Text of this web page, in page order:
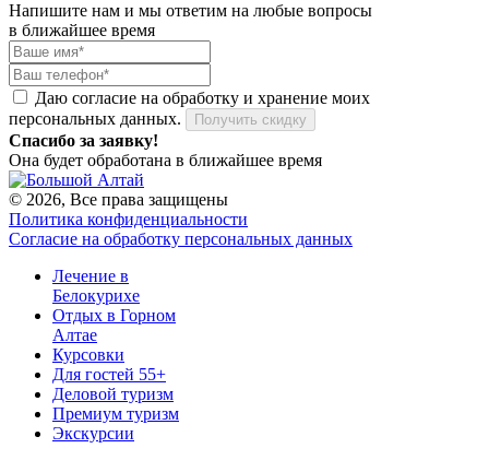
Напишите нам и мы ответим на любые вопросы
в ближайшее время
Даю согласие на обработку и хранение моих
персональных данных.
Получить скидку
Спасибо за заявку!
Она будет обработана в ближайшее время
© 2026, Все права защищены
Политика конфиденциальности
Согласие на обработку персональных данных
Лечение в
Белокурихе
Отдых в Горном
Алтае
Курсовки
Для гостей 55+
Деловой туризм
Премиум туризм
Экскурсии